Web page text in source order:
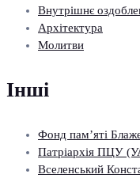
Внутрішнє
Архітектура
Молитви
Інші
Фонд пам’яті
Патріархія ПЦУ
Вселенський